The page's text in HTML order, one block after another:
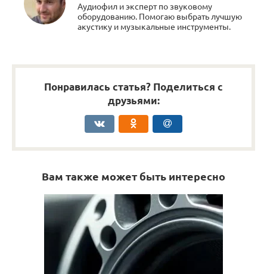
Аудиофил и эксперт по звуковому
оборудованию. Помогаю выбрать лучшую
акустику и музыкальные инструменты.
Понравилась статья? Поделиться с
друзьями:
Вам также может быть интересно